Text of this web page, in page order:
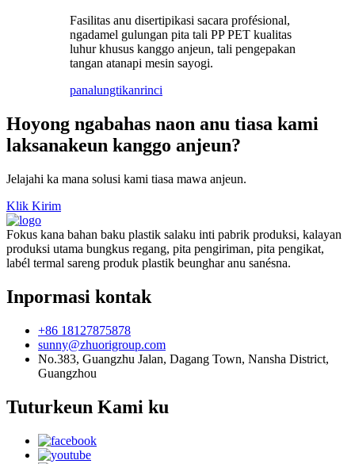
Fasilitas anu disertipikasi sacara profésional,
ngadamel gulungan pita tali PP PET kualitas
luhur khusus kanggo anjeun, tali pengepakan
tangan atanapi mesin sayogi.
panalungtikanrinci
Hoyong ngabahas naon anu tiasa kami
laksanakeun kanggo anjeun?
Jelajahi ka mana solusi kami tiasa mawa anjeun.
Klik Kirim
Fokus kana bahan baku plastik salaku inti pabrik produksi, kalayan
produksi utama bungkus regang, pita pengiriman, pita pengikat,
labél termal sareng produk plastik beunghar anu sanésna.
Inpormasi kontak
+86 18127875878
sunny@zhuorigroup.com
No.383, Guangzhu Jalan, Dagang Town, Nansha District,
Guangzhou
Tuturkeun Kami ku